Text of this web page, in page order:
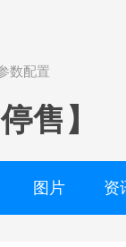
数配置
售】
图片 资